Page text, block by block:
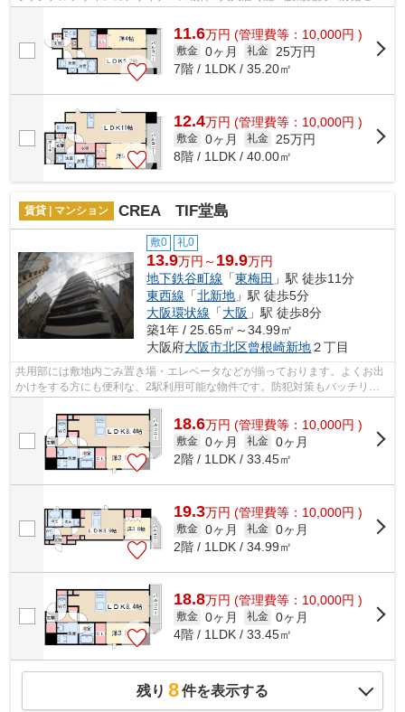
11.6万円 (管理費等：10,000円 )
敷金 0ヶ月 礼金
25万円
7階 / 1LDK / 35.20㎡
12.4万円 (管理費等：10,000円 )
敷金 0ヶ月 礼金
25万円
8階 / 1LDK / 40.00㎡
賃貸 | マンション CREA TIF堂島
敷0 礼0
13.9万円～ 19.9万円
地下鉄谷町線 「東梅田 」駅 徒歩11分
東西線 「北新地 」駅 徒歩5分
大阪環状線 「大阪 」駅 徒歩8分
築1年 / 25.65㎡～34.99㎡
大阪府大阪市北区曾根崎新地２丁目
共用部には敷地内ごみ置き場・エレベータなどが揃っております。よくお出
かけをする方にも便利な、2駅利用可能な物件です。防犯対策もバッチリな
18.6万円 (管理費等：10,000円 )
敷金 0ヶ月 礼金 0ヶ月
2階 / 1LDK / 33.45㎡
19.3万円 (管理費等：10,000円 )
敷金 0ヶ月 礼金 0ヶ月
2階 / 1LDK / 34.99㎡
18.8万円 (管理費等：10,000円 )
敷金 0ヶ月 礼金 0ヶ月
4階 / 1LDK / 33.45㎡
残り 8件を表示する